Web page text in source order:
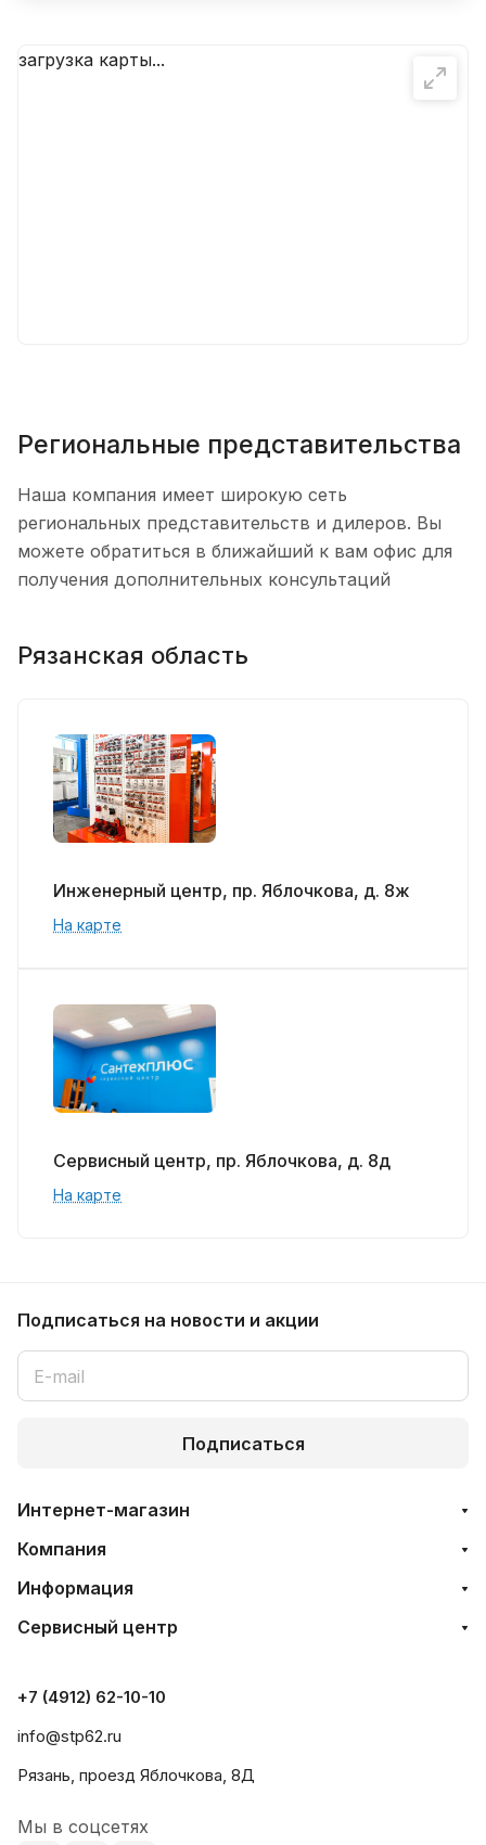
загрузка карты...
Региональные представительства
Наша компания имеет широкую сеть
региональных представительств и дилеров. Вы
можете обратиться в ближайший к вам офис для
получения дополнительных консультаций
Рязанская область
Инженерный центр, пр. Яблочкова, д. 8ж
На карте
Сервисный центр, пр. Яблочкова, д. 8д
На карте
Подписаться на новости и акции
Подписаться
Интернет-магазин
Компания
Информация
Сервисный центр
+7 (4912) 62-10-10
info@stp62.ru
Рязань, проезд Яблочкова, 8Д
Мы в соцсетях